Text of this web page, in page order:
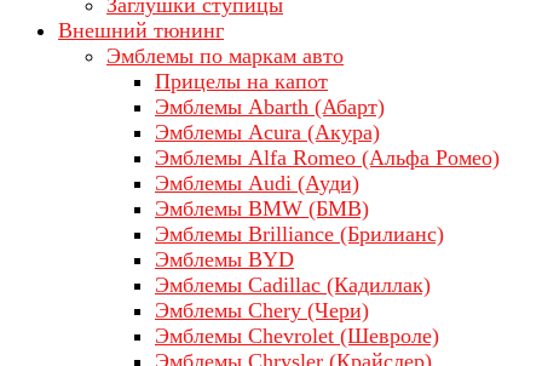
Заглушки ступицы
Внешний тюнинг
Эмблемы по маркам авто
Прицелы на капот
Эмблемы Abarth (Абарт)
Эмблемы Acura (Акура)
Эмблемы Alfa Romeo (Альфа Ромео)
Эмблемы Audi (Ауди)
Эмблемы BMW (БМВ)
Эмблемы Brilliance (Брилианс)
Эмблемы BYD
Эмблемы Cadillac (Кадиллак)
Эмблемы Chery (Чери)
Эмблемы Chevrolet (Шевроле)
Эмблемы Chrysler (Крайслер)